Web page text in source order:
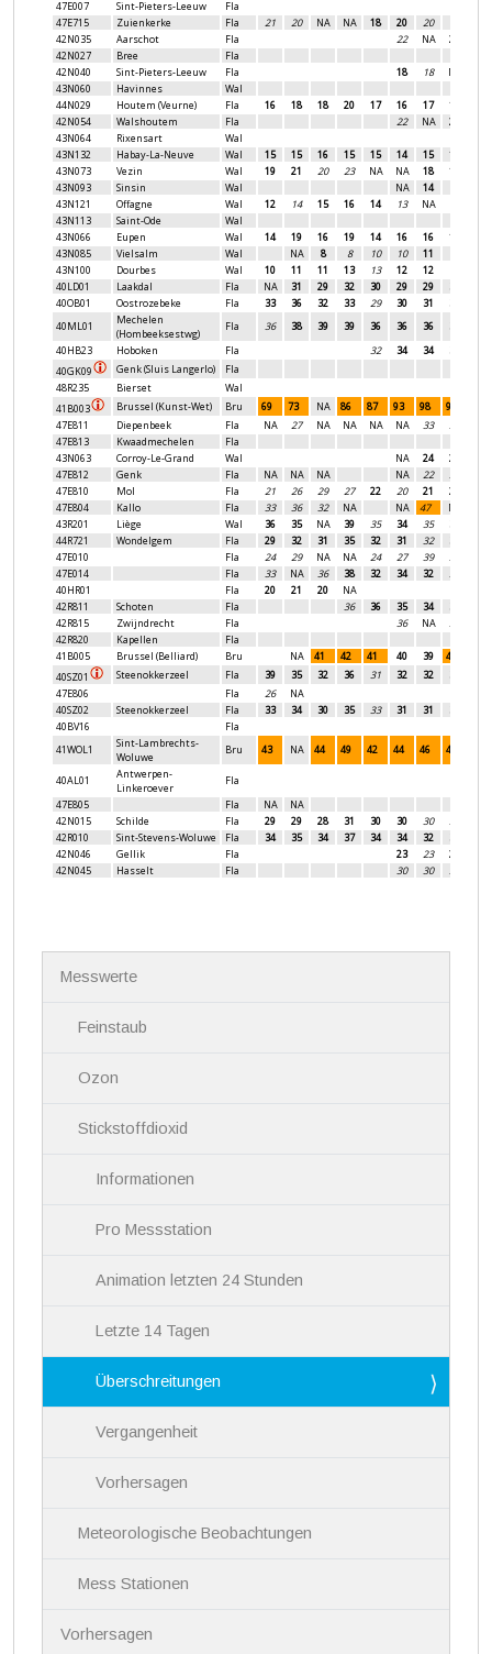
Messwerte
Feinstaub
Ozon
Stickstoffdioxid
Informationen
Pro Messstation
Animation letzten 24 Stunden
Letzte 14 Tagen
Überschreitungen
Vergangenheit
Vorhersagen
Meteorologische Beobachtungen
Mess Stationen
Vorhersagen